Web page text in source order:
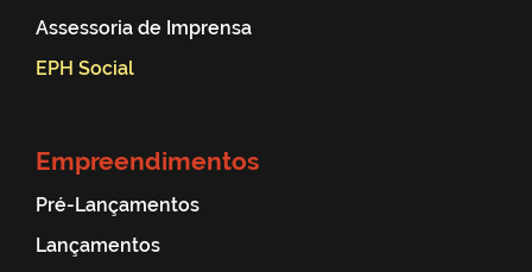
Assessoria de Imprensa
EPH Social
Empreendimentos
Pré-Lançamentos
Lançamentos